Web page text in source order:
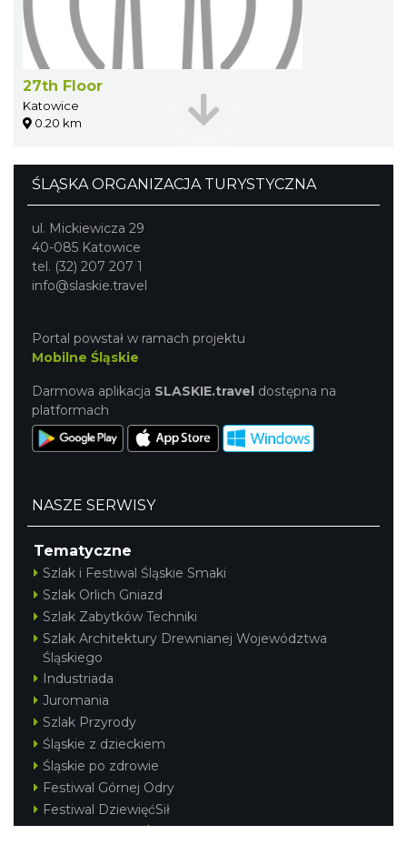
27th Floor
Katowice
0.20 km
ŚLĄSKA ORGANIZACJA TURYSTYCZNA
ul. Mickiewicza 29
40-085 Katowice
tel. (32) 207 207 1
info@slaskie.travel
Portal powstał w ramach projektu
Mobilne Śląskie
Darmowa aplikacja SLASKIE.travel dostępna na
platformach
NASZE SERWISY
Tematyczne
Szlak i Festiwal Śląskie Smaki
Szlak Orlich Gniazd
Szlak Zabytków Techniki
Szlak Architektury Drewnianej Województwa
Śląskiego
Industriada
Juromania
Szlak Przyrody
Śląskie z dzieckiem
Śląskie po zdrowie
Festiwal Górnej Odry
Festiwal DziewięćSił